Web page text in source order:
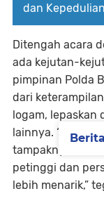
dan
Ditengah acara
ada kejutan-
pimpinan Polda
dari
logam, lepaskan
lainnya. “Atraksi
tampaknya
petinggi dan
lebih menarik,”